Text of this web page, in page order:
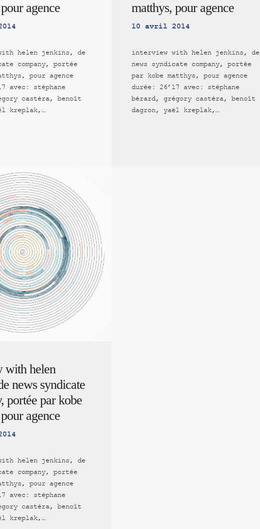
agence
helen jenkins, de
company, portée
pour agence
avec: stéphane
castéra, benoît
kreplak,…
matthys, pour agence
10 avril 2014
interview with helen jenkins, de
news syndicate company, portée
par kobe matthys, pour agence
durée: 26’17 avec: stéphane
bérard, grégory castéra, benoît
dagron, yaël kreplak,…
with helen
news syndicate
portée par kobe
agence
helen jenkins, de
company, portée
pour agence
avec: stéphane
castéra, benoît
kreplak,…